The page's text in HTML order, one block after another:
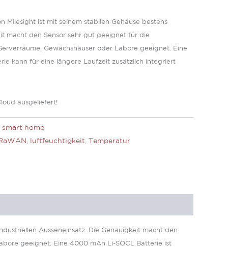
Milesight ist mit seinem stabilen Gehäuse bestens
macht den Sensor sehr gut geeignet für die
Gewächshäuser oder Labore geeignet. Eine
kann für eine längere Laufzeit zusätzlich integriert
ausgeliefert!
smart home
luftfeuchtigkeit Temperatur
Ausseneinsatz. Die Genauigkeit macht den
geeignet. Eine 4000 mAh Li-SOCL Batterie ist